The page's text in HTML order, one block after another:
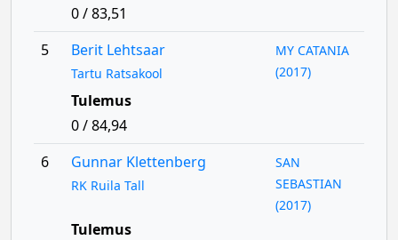
0 / 83,51
5
Berit Lehtsaar
Tartu Ratsakool
MY CATANIA
(2017)
Tulemus
0 / 84,94
6
Gunnar Klettenberg
RK Ruila Tall
SAN
SEBASTIAN
(2017)
Tulemus